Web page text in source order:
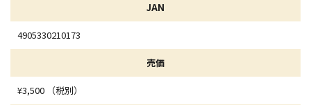
JAN
4905330210173
売価
¥3,500 （税別）